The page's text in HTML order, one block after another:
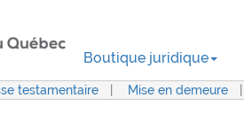
Boutique juridique
testamentaire Mise en demeure